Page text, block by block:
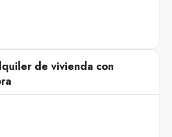
de vivienda con